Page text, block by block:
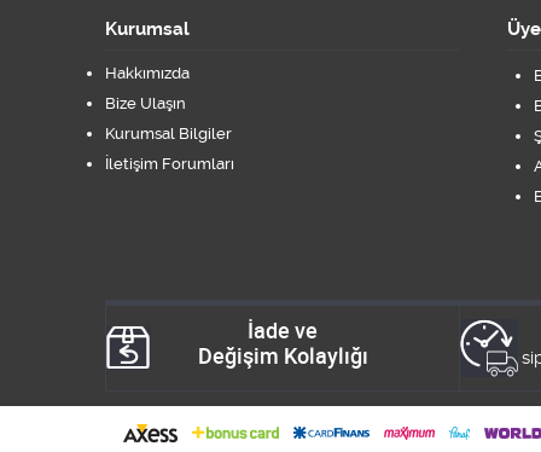
Kurumsal
Hakkımızda
Bize Ulaşın
Kurumsal Bilgiler
İletişim Forumları
İade ve
Değişim Kolaylığı